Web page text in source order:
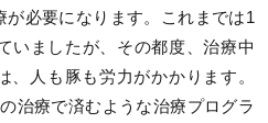
が必要になります。これまでは1
いましたが、その都度、治療中
、人も豚も労力がかかります。
治療で済むような治療プログラ